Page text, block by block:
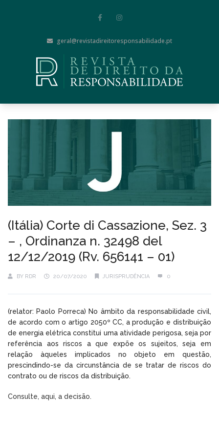
geral@revistadireitoresponsabilidade.pt
(Itália) Corte di Cassazione, Sez. 3
– , Ordinanza n. 32498 del
12/12/2019 (Rv. 656141 – 01)
BY RDR 20/07/2020 JURISPRUDÊNCIA 0
(relator: Paolo Porreca) No âmbito da responsabilidade civil,
de acordo com o artigo 2050º CC, a produção e distribuição
de energia elétrica constitui uma atividade perigosa, seja por
referência aos riscos a que expõe os sujeitos, seja em
relação àqueles implicados no objeto em questão,
prescindindo-se da circunstância de se tratar de riscos do
contrato ou de riscos da distribuição.
Consulte, aqui, a decisão.